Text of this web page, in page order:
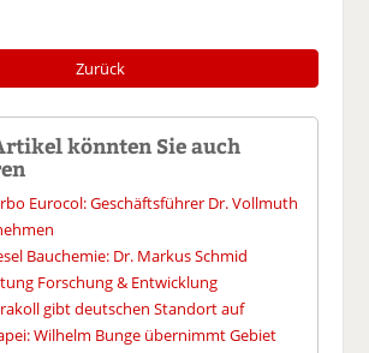
Zurück
könnten Sie auch
Eurocol: Geschäftsführer Dr. Vollmuth
Bauchemie: Dr. Markus Schmid
Forschung & Entwicklung
gibt deutschen Standort auf
Wilhelm Bunge übernimmt Gebiet